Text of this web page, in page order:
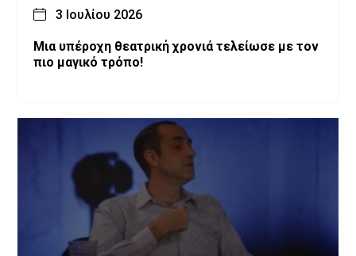
3 Ιουλίου 2026
Μια υπέροχη θεατρική χρονιά τελείωσε με τον
πιο μαγικό τρόπο!